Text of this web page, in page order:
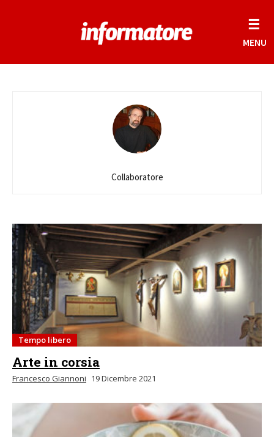
☰
MENU
Collaboratore
Tempo libero
Arte in corsia
Francesco Giannoni 19 Dicembre 2021